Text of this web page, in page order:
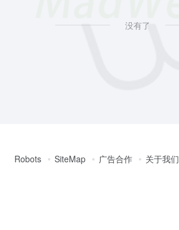
没有了
Robots SiteMap 广告合作 关于我们